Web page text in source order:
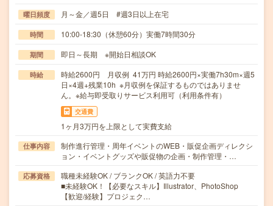
曜日頻度 月～金／週5日 #週3日以上在宅
時間 10:00-18:30（休憩60分）実働7時間30分
期間 即日～長期 ※開始日相談OK
時給
時給2600円 月収例 41万円 時給2600円×実働7h30m×週5
日×4週+残業10h ※月収例を保証するものではありませ
ん。※給与即受取りサービス利用可（利用条件有）
交通費
1ヶ月3万円を上限として実費支給
仕事内容
制作進行管理・周年イベントのWEB・販促企画ディレクシ
ョン・イベントグッズや販促物の企画・制作管理・…
応募資格
職種未経験OK / ブランクOK / 英語力不要
■未経験OK！【必要なスキル】Illustrator、PhotoShop
【歓迎/経験】プロジェク…